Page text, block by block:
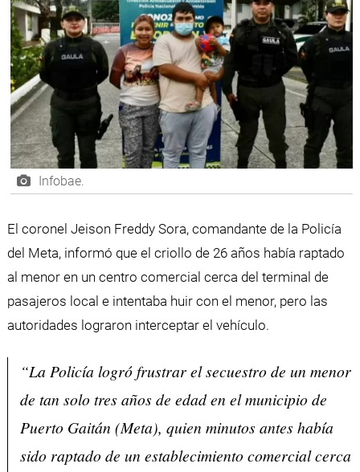
Infobae.
El coronel Jeison Freddy Sora, comandante de la Policía
del Meta, informó que el criollo de 26 años había raptado
al menor en un centro comercial cerca del terminal de
pasajeros local e intentaba huir con el menor, pero las
autoridades lograron interceptar el vehículo.
“La Policía logró frustrar el secuestro de un menor
de tan solo tres años de edad en el municipio de
Puerto Gaitán (Meta), quien minutos antes había
sido raptado de un establecimiento comercial cerca